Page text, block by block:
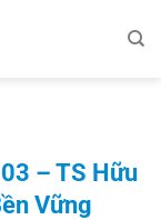
– TS Hữu
Vững